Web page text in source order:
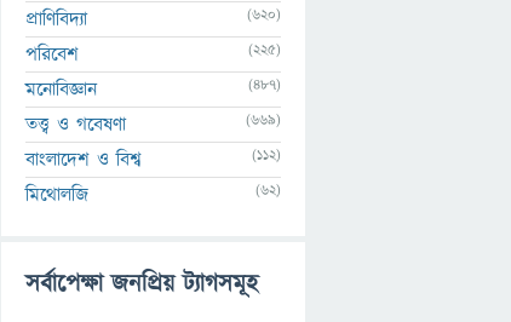
প্রাণিবিদ্যা (620)
পরিবেশ (225)
মনোবিজ্ঞান (487)
তত্ত্ব ও গবেষণা (669)
বাংলাদেশ ও বিশ্ব (112)
মিথোলজি (62)
সর্বাপেক্ষা জনপ্রিয় ট্যাগসমূহ